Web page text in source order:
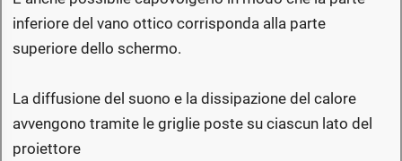
inferiore del vano ottico corrisponda alla parte
superiore dello schermo.
La diffusione del suono e la dissipazione del calore
avvengono tramite le griglie poste su ciascun lato del
proiettore